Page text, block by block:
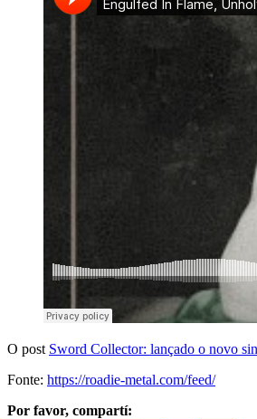
O post Sword Collector: lançado o novo
Fonte: https://roadie-metal.com/feed/
Por favor, compartí: